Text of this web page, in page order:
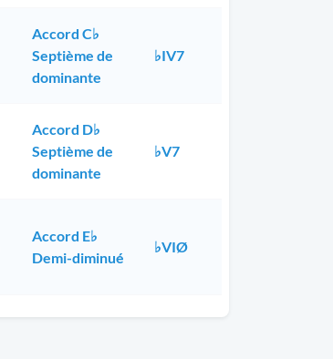
Accord C♭
Septième de
dominante
♭IV7
Accord D♭
Septième de
dominante
♭V7
Accord E♭
Demi-diminué
♭VIØ